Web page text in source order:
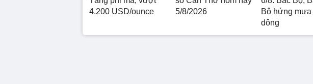
4.200 USD/ounce
5/8/2026
Bộ hứng mưa
dông